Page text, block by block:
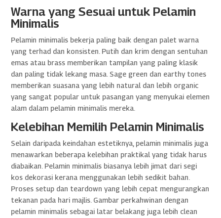
Warna yang Sesuai untuk Pelamin
Minimalis
Pelamin minimalis bekerja paling baik dengan palet warna
yang terhad dan konsisten. Putih dan krim dengan sentuhan
emas atau brass memberikan tampilan yang paling klasik
dan paling tidak lekang masa. Sage green dan earthy tones
memberikan suasana yang lebih natural dan lebih organic
yang sangat popular untuk pasangan yang menyukai elemen
alam dalam pelamin minimalis mereka.
Kelebihan Memilih Pelamin Minimalis
Selain daripada keindahan estetiknya, pelamin minimalis juga
menawarkan beberapa kelebihan praktikal yang tidak harus
diabaikan. Pelamin minimalis biasanya lebih jimat dari segi
kos dekorasi kerana menggunakan lebih sedikit bahan.
Proses setup dan teardown yang lebih cepat mengurangkan
tekanan pada hari majlis. Gambar perkahwinan dengan
pelamin minimalis sebagai latar belakang juga lebih clean